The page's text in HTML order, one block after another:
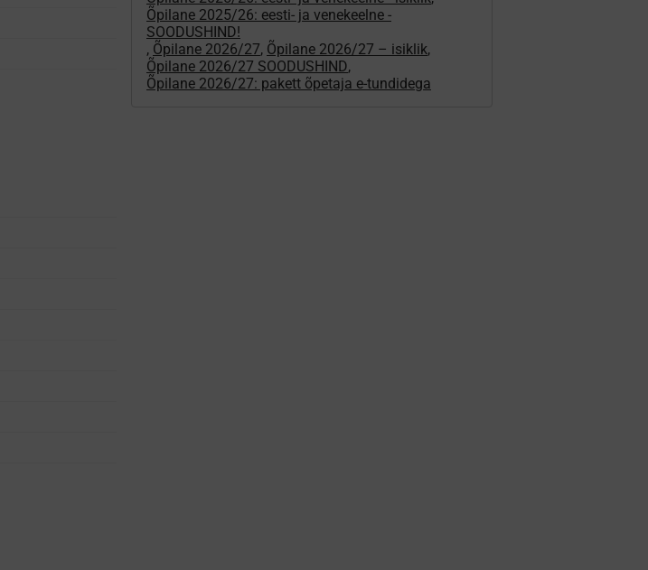
Õpilane 2025/26: eesti- ja venekeelne -
SOODUSHIND!
, Õpilane 2026/27, Õpilane 2026/27 – isiklik,
Õpilane 2026/27 SOODUSHIND,
Õpilane 2026/27: pakett õpetaja e-tundidega